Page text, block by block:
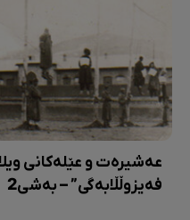
عەشیرەت و عێلەکانی
فەیزوڵڵابەگی” – بەشی2